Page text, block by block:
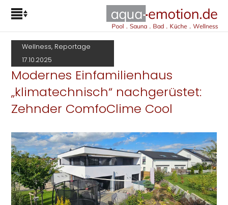
Wellness, Reportage
17.10.2025
Modernes Einfamilienhaus
„klimatechnisch“ nachgerüstet:
Zehnder ComfoClime Cool